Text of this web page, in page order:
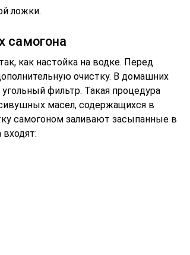
ложки.
самогона
как настойка на водке. Перед
очистку. В домашних
фильтр. Такая процедура
масел, содержащихся в
самогоном заливают засыпанные в